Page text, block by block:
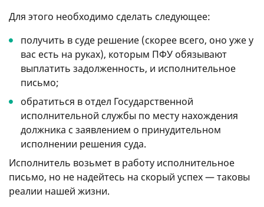
Для этого необходимо сделать следующее:
получить в суде решение (скорее всего, оно уже у
вас есть на руках), которым ПФУ обязывают
выплатить задолженность, и исполнительное
письмо;
обратиться в отдел Государственной
исполнительной службы по месту нахождения
должника с заявлением о принудительном
исполнении решения суда.
Исполнитель возьмет в работу исполнительное
письмо, но не надейтесь на скорый успех — таковы
реалии нашей жизни.